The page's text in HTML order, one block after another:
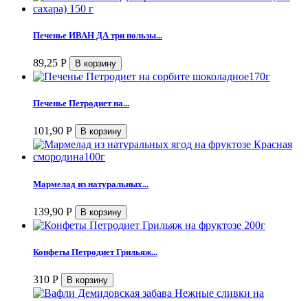
Печенье ИВАН ДА три пользы...
89,25 Р
Печенье Петродиет на...
101,90 Р
Мармелад из натуральных...
139,90 Р
Конфеты Петродиет Грильяж...
310 Р